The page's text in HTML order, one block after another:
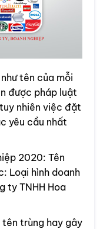
tên của mỗi
được pháp luật
nhiên việc đặt
yêu cầu nhất
2020: Tên
Loại hình doanh
ty TNHH Hoa
trùng hay gây